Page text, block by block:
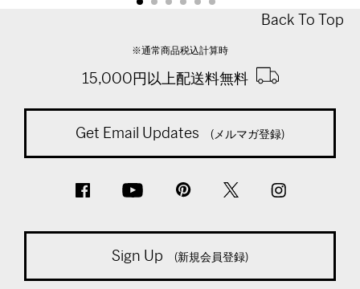
Back To Top
※通常商品税込計算時
15,000円以上配送料無料
Get Email Updates (メルマガ登録)
Sign Up (新規会員登録)